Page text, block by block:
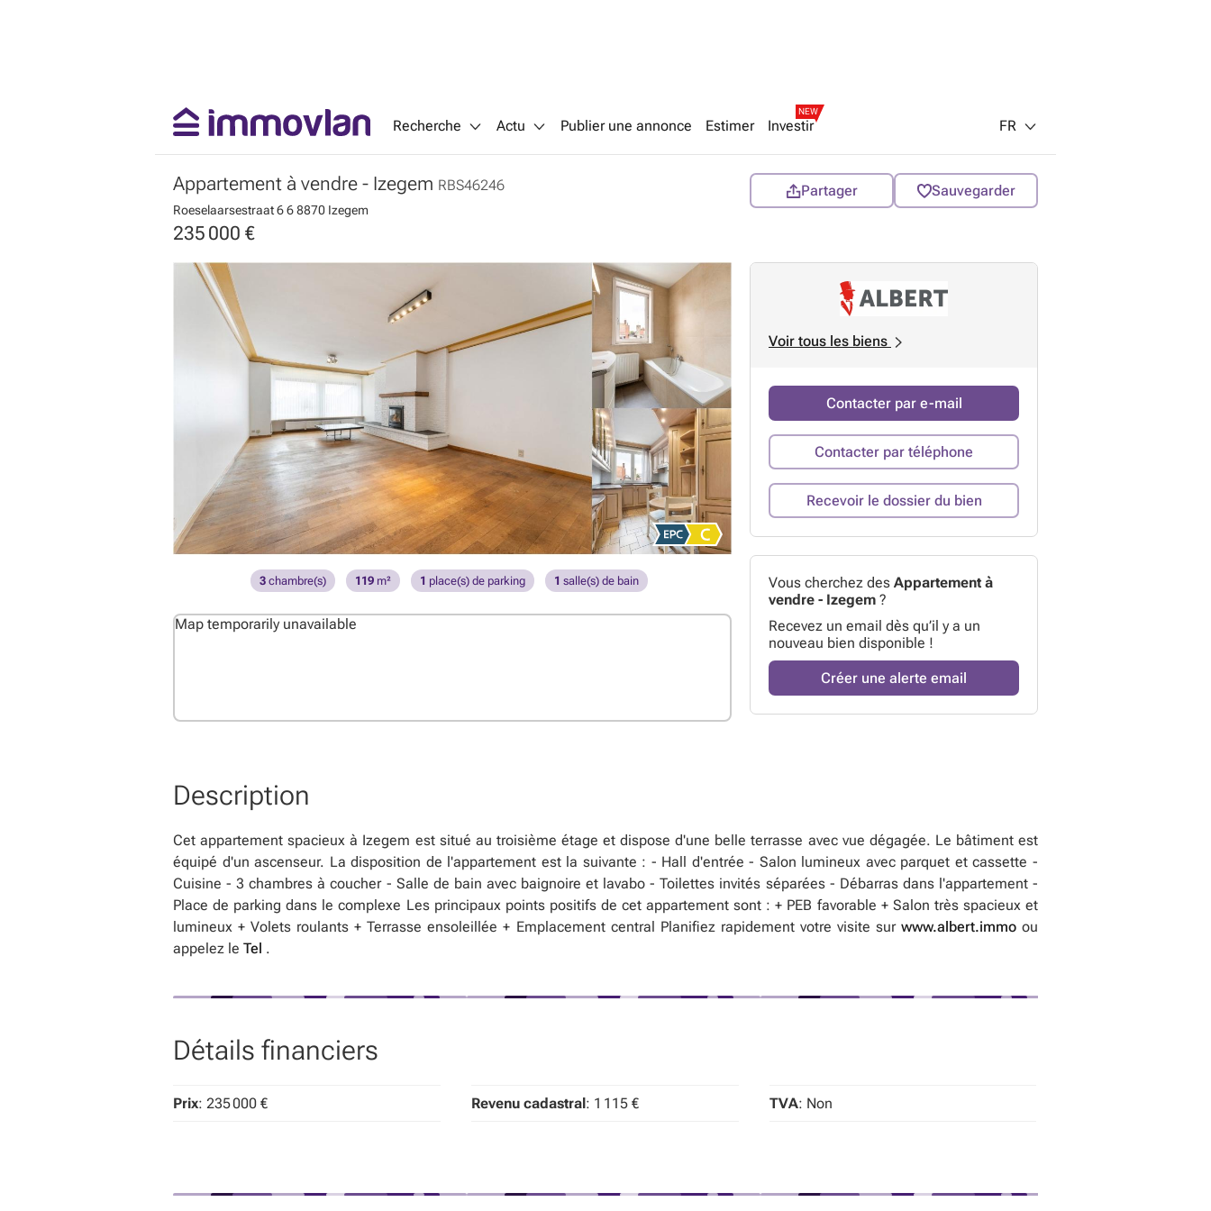
Recherche Actu Publier une annonce Estimer Investir
NEW
FR
Appartement à vendre - Izegem RBS46246
Roeselaarsestraat 6 68870 Izegem
235 000 €
Partager Sauvegarder
3chambre(s) 119m² 1 place(s) de parking 1 salle(s) de bain
Map temporarily unavailable
Voir tous les biens
Contacter par e-mail
Contacter par téléphone
Recevoir le dossier du bien
Vous cherchez des Appartement à
vendre - Izegem ?
Recevez un email dès qu’il y a un
nouveau bien disponible !
Créer une alerte email
Description
Cet appartement spacieux à Izegem est situé au troisième étage et dispose d'une belle terrasse avec vue dégagée. Le bâtiment est
équipé d'un ascenseur. La disposition de l'appartement est la suivante : - Hall d'entrée - Salon lumineux avec parquet et cassette -
Cuisine - 3 chambres à coucher - Salle de bain avec baignoire et lavabo - Toilettes invités séparées - Débarras dans l'appartement -
Place de parking dans le complexe Les principaux points positifs de cet appartement sont : + PEB favorable + Salon très spacieux et
lumineux + Volets roulants + Terrasse ensoleillée + Emplacement central Planifiez rapidement votre visite sur www.albert.immoou
appelez le Tel .
Détails financiers
Prix: 235 000 € Revenu cadastral: 1 115 € TVA: Non